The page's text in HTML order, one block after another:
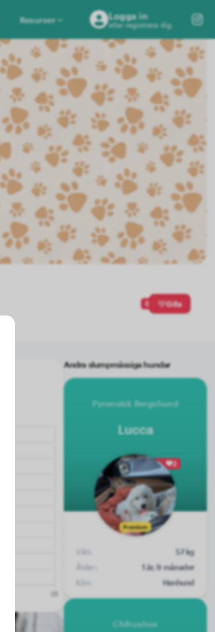
Resurser Logga in
eller registrera dig
0 Gilla
Andra slumpmässiga hundar
Pyreneisk Bergshund
Lucca
Premium
2
Vikt:
57 kg
Ålder:
1 år, 9 månader
Kön:
Hanhund
Chihuahua